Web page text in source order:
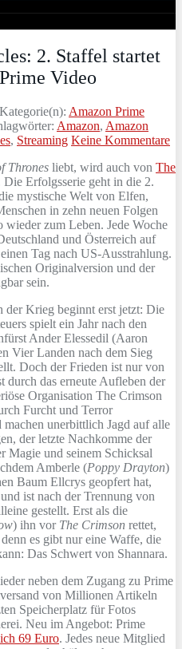
2. Staffel startet
Video
Kategorie(n): Amazon Prime
Amazon, Amazon
, Streaming Keine Kommentare
Thrones liebt, wird auch von The
Die Erfolgsserie geht in die 2.
mystische Welt von Elfen,
in zehn neuen Folgen
zum Leben. Jede Woche
und Österreich auf
Tag nach US-Ausstrahlung.
Originalversion und der
sein.
der Krieg beginnt erst jetzt: Die
spielt ein Jahr nach den
Ander Elessedil (Aaron
Vier Landen nach dem Sieg
Doch der Frieden ist nur von
das erneute Aufleben der
Organisation The Crimson
Furcht und Terror
unerbittlich Jagd auf alle
der letzte Nachkomme der
Magie und seinem Schicksal
Amberle (Poppy Drayton)
Baum Ellcrys geopfert hat,
ist nach der Trennung von
gestellt. Erst als die
) ihn vor The Crimson rettet,
es gibt nur eine Waffe, die
Das Schwert von Shannara.
neben dem Zugang zu Prime
von Millionen Artikeln
Speicherplatz für Fotos
Neu im Angebot: Prime
69 Euro. Jedes neue Mitglied